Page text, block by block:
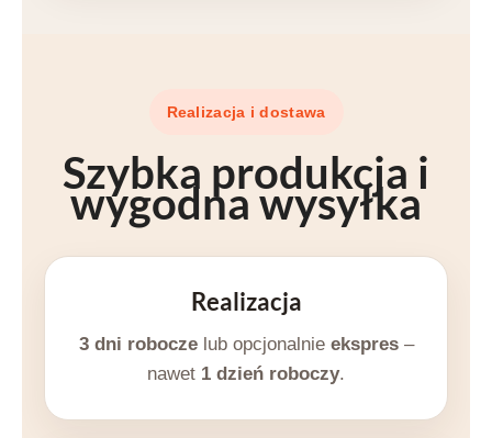
Realizacja i dostawa
Szybka produkcja i
wygodna wysyłka
Realizacja
3 dni roboczelub opcjonalnie ekspres–
nawet 1 dzień roboczy.